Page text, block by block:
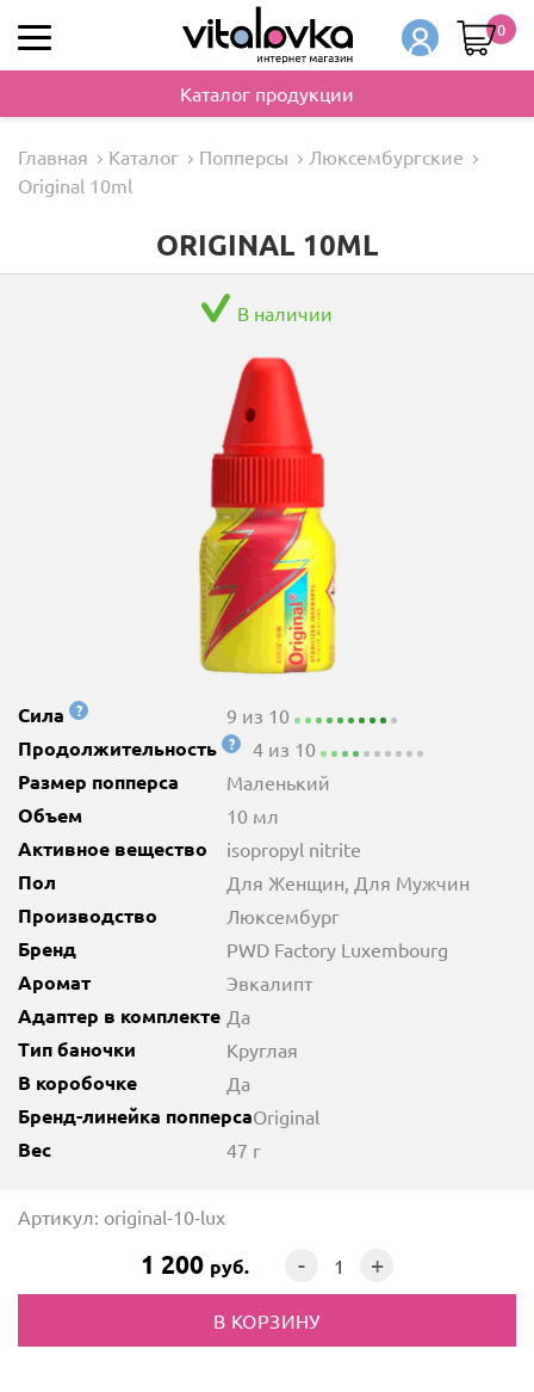
0
Каталог продукции
Главная Каталог Попперсы
Люксембургские
Original 10ml
ORIGINAL 10ML
В наличии
Сила ? 9 из 10
Продолжительность ? 4 из 10
Размер попперса Маленький
Объем 10 мл
Активное вещество isopropyl nitrite
Пол Для Женщин, Для Мужчин
Производство Люксембург
Бренд PWD Factory Luxembourg
Аромат Эвкалипт
Адаптер в комплекте Да
Тип баночки Круглая
В коробочке Да
Бренд-линейка попперсаOriginal
Вес 47 г
Артикул: original-10-lux
1 200 руб. - +